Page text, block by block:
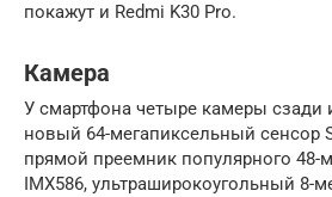
покажут и Redmi K30 Pro.
Камера
У смартфона четыре камеры сзади
новый 64-мегапиксельный сенсор
прямой преемник популярного 48-
IMX586, ультраширокоугольный 8-